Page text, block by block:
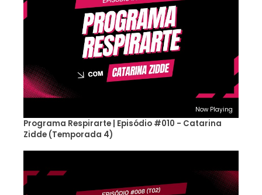
Now Playing
Programa Respirarte | Episódio #010 - Catarina
Zidde (Temporada 4)